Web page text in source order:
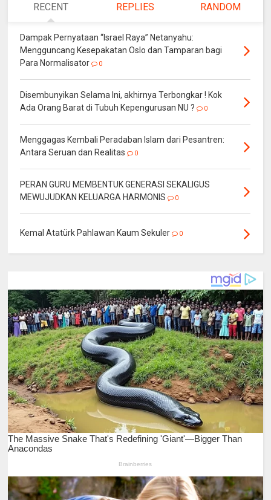
RECENT REPLIES RANDOM
Dampak Pernyataan “Israel Raya” Netanyahu:
Mengguncang Kesepakatan Oslo dan Tamparan bagi
Para Normalisator
0
Disembunyikan Selama Ini, akhirnya Terbongkar ! Kok
Ada Orang Barat di Tubuh Kepengurusan NU ?
0
Menggagas Kembali Peradaban Islam dari Pesantren:
Antara Seruan dan Realitas
0
PERAN GURU MEMBENTUK GENERASI SEKALIGUS
MEWUJUDKAN KELUARGA HARMONIS
0
Kemal Atatürk Pahlawan Kaum Sekuler 0